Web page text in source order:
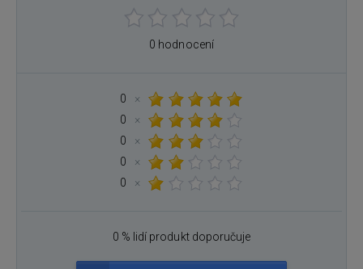
0 hodnocení
0
×
0
×
0
×
0
×
0
×
0 % lidí produkt doporučuje